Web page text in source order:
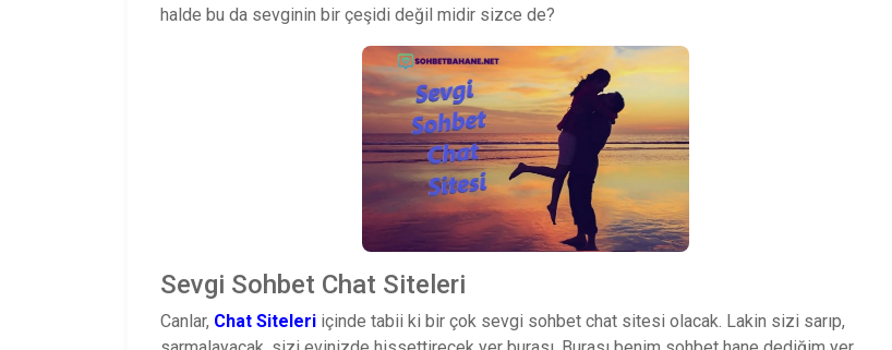
halde bu da sevginin bir çeşidi değil midir sizce de?
Sevgi Sohbet Chat Siteleri
Canlar, Chat Siteleri içinde tabii ki bir çok sevgi sohbet chat sitesi olacak. Lakin sizi sarıp,